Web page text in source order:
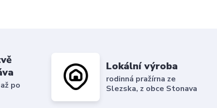
po
Lokální výroba
rodinná pražírna ze
Slezska, z obce Stonava